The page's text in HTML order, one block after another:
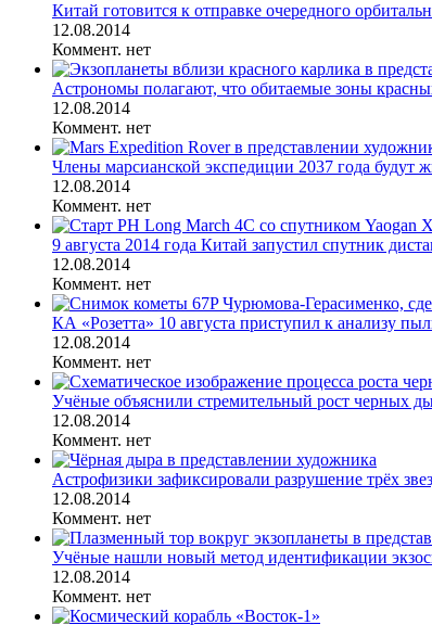
Китай готовится к отправке очередного
12.08.2014
Коммент. нет
Астрономы полагают, что обитаемые зоны
12.08.2014
Коммент. нет
Члены марсианской экспедиции 2037 года будут
12.08.2014
Коммент. нет
9 августа 2014 года Китай запустил спутник
12.08.2014
Коммент. нет
КА «Розетта» 10 августа приступил к анализу
12.08.2014
Коммент. нет
Учёные объяснили стремительный рост черных
12.08.2014
Коммент. нет
Астрофизики зафиксировали разрушение трёх
12.08.2014
Коммент. нет
Учёные нашли новый метод идентификации
12.08.2014
Коммент. нет